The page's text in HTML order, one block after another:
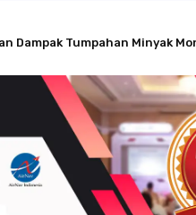
Startup for Industry